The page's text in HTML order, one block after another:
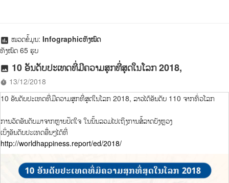
assessment ໝວດຂໍ້ມູນ: Infographicທັງໝົດ
ທັງໝົດ 65 ຮູບ
photo 10 ອັນດັບປະເທດທີ່ມີຄວາມສຸກທີ່ສຸດໃນໂລກ 2018,
timer 13/12/2018
10 ອັນດັບປະເທດທີ່ມີຄວາມສຸກທີ່ສຸດໃນໂລກ 2018, ລາວໄດ້ອັນດັບ 110 ຈາກທົ່ວໂລກ
ການວັດອັນດັບມາຈາກຫຼາຍປັດໃຈ ໃນນັ້ນລວມໄປເຖິງການສໍ້ລາດບັງຫຼວງ
ເບິ່ງອັນດັບປະເທດອື່ນໆໄດ້ທີ່
http://worldhappiness.report/ed/2018/